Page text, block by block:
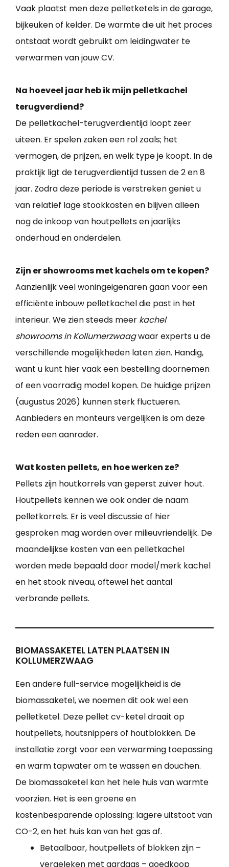
Vaak plaatst men deze pelletketels in de garage,
bijkeuken of kelder. De warmte die uit het proces
ontstaat wordt gebruikt om leidingwater te
verwarmen van jouw CV.
Na hoeveel jaar heb ik mijn pelletkachel
terugverdiend?
De pelletkachel-terugverdientijd loopt zeer
uiteen. Er spelen zaken een rol zoals; het
vermogen, de prijzen, en welk type je koopt. In de
praktijk ligt de terugverdientijd tussen de 2 en 8
jaar. Zodra deze periode is verstreken geniet u
van relatief lage stookkosten en blijven alleen
nog de inkoop van houtpellets en jaarlijks
onderhoud en onderdelen.
Zijn er showrooms met kachels om te kopen?
Aanzienlijk veel woningeigenaren gaan voor een
efficiënte inbouw pelletkachel die past in het
interieur. We zien steeds meer kachel
showrooms in Kollumerzwaagwaar experts u de
verschillende mogelijkheden laten zien. Handig,
want u kunt hier vaak een bestelling doornemen
of een voorradig model kopen. De huidige prijzen
(augustus 2026) kunnen sterk fluctueren.
Aanbieders en monteurs vergelijken is om deze
reden een aanrader.
Wat kosten pellets, en hoe werken ze?
Pellets zijn houtkorrels van geperst zuiver hout.
Houtpellets kennen we ook onder de naam
pelletkorrels. Er is veel discussie of hier
gesproken mag worden over milieuvriendelijk. De
maandelijkse kosten van een pelletkachel
worden mede bepaald door model/merk kachel
en het stook niveau, oftewel het aantal
verbrande pellets.
BIOMASSAKETEL LATEN PLAATSEN IN
KOLLUMERZWAAG
Een andere full-service mogelijkheid is de
biomassaketel, we noemen dit ook wel een
pelletketel. Deze pellet cv-ketel draait op
houtpellets, houtsnippers of houtblokken. De
installatie zorgt voor een verwarming toepassing
en warm tapwater om te wassen en douchen.
De biomassaketel kan het hele huis van warmte
voorzien. Het is een groene en
kostenbesparende oplossing: lagere uitstoot van
CO-2, en het huis kan van het gas af.
Betaalbaar, houtpellets of blokken zijn –
vergeleken met aardgas – goedkoop